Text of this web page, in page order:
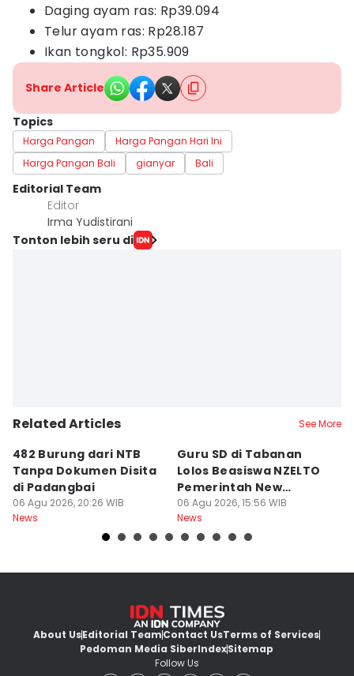
Daging ayam ras: Rp39.094
Telur ayam ras: Rp28.187
Ikan tongkol: Rp35.909
Share Article
Topics
Harga Pangan
Harga Pangan Hari Ini
Harga Pangan Bali
gianyar Bali
Editorial Team
Editor
Irma Yudistirani
Tonton lebih seru di
Related Articles See More
482 Burung dari NTB
Tanpa Dokumen Disita
di Padangbai
06 Agu 2026, 20:26 WIB
News
Guru SD di Tabanan
Lolos Beasiswa NZELTO
Pemerintah New
Zealand
06 Agu 2026, 15:56 WIB
News
About UsEditorial TeamContact UsTerms of Services
Pedoman Media SiberIndexSitemap
Follow Us